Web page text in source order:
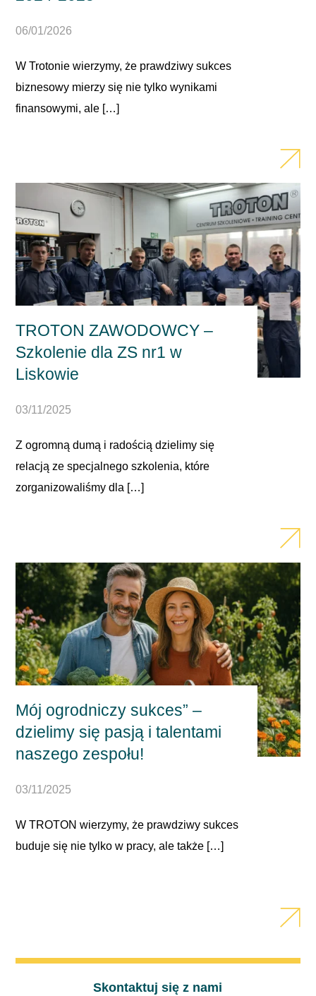
06/01/2026
W Trotonie wierzymy, że prawdziwy sukces
biznesowy mierzy się nie tylko wynikami
finansowymi, ale […]
TROTON ZAWODOWCY –
Szkolenie dla ZS nr1 w
Liskowie
03/11/2025
Z ogromną dumą i radością dzielimy się
relacją ze specjalnego szkolenia, które
zorganizowaliśmy dla […]
Mój ogrodniczy sukces” –
dzielimy się pasją i talentami
naszego zespołu!
03/11/2025
W TROTON wierzymy, że prawdziwy sukces
buduje się nie tylko w pracy, ale także […]
Skontaktuj się z nami